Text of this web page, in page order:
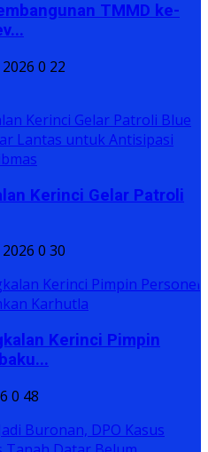
TMMD ke-
0 22
Kerinci Gelar Patroli
0 30
Kerinci Pimpin
0 48